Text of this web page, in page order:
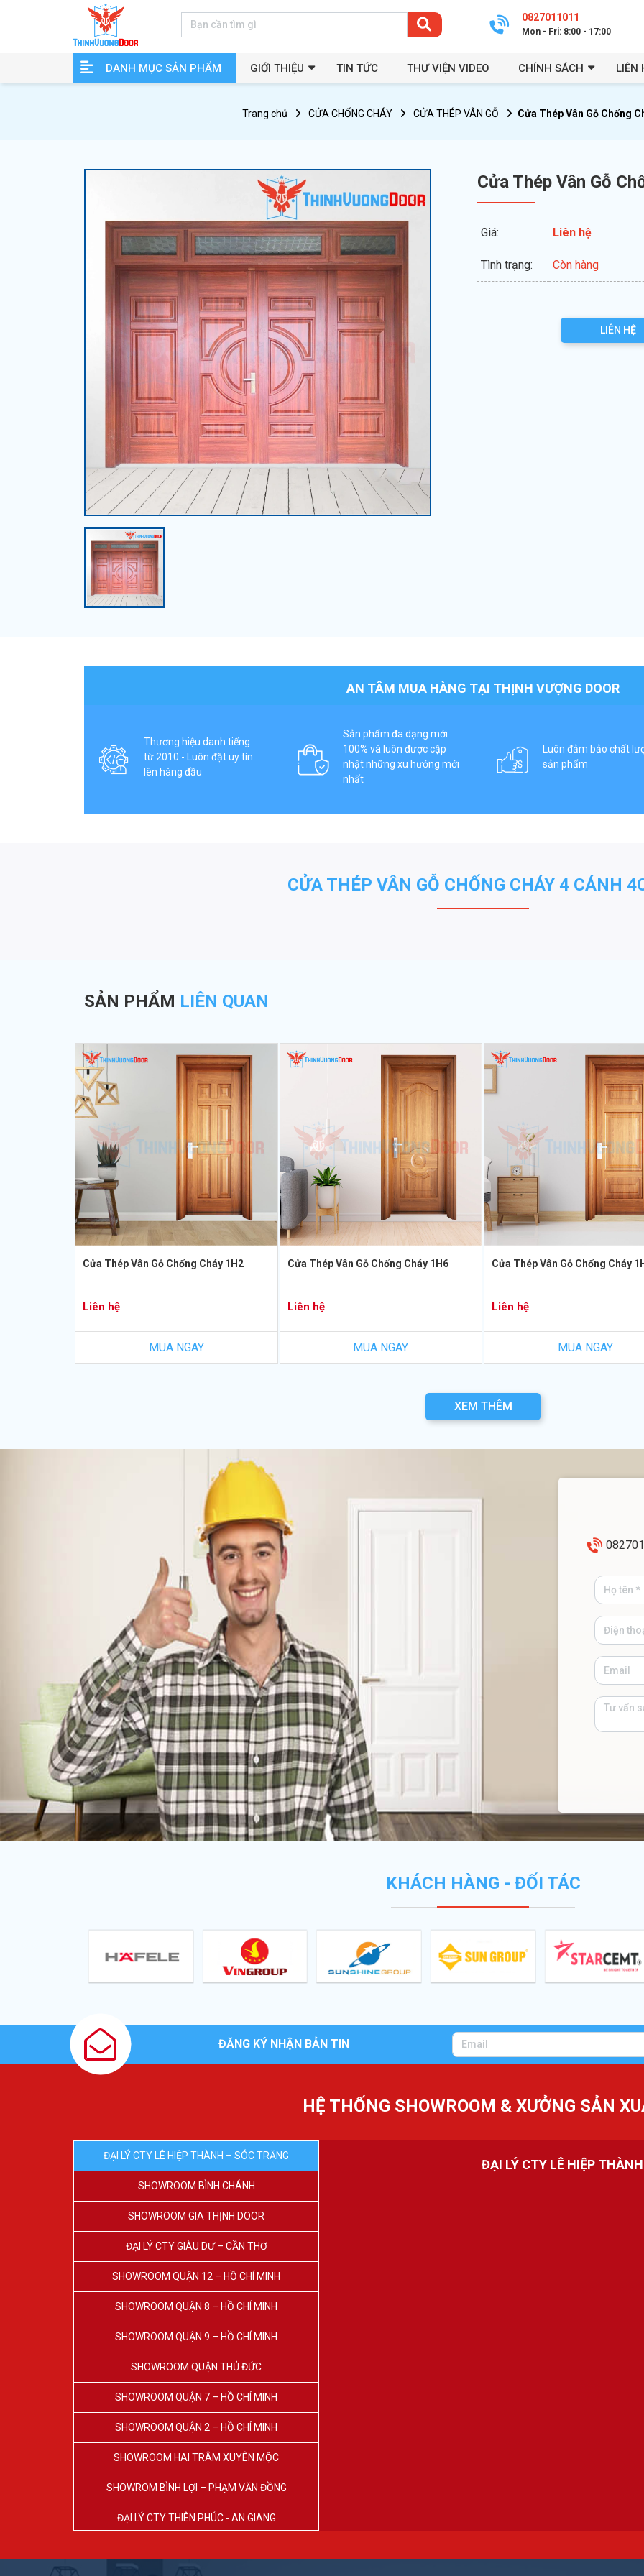
0827011011
Mon - Fri: 8:00 - 17:00
DANH MỤC SẢN PHẨM GIỚI THIỆU TIN TỨC THƯ VIỆN VIDEO CHÍNH SÁCH LIÊN
Trang chủ CỬA CHỐNG CHÁY CỬA THÉP VÂN GỖ Cửa Thép Vân Gỗ Chống
Cửa Thép Vân Gỗ
Giá: Liên hệ
Tình trạng: Còn hàng
LIÊN HỆ
AN TÂM MUA HÀNG TẠI THỊNH VƯỢNG DOOR
Thương hiệu danh tiếng
từ 2010 - Luôn đặt uy tín
lên hàng đầu
Sản phẩm đa dạng mới
100% và luôn được cập
nhật những xu hướng mới
nhất
Luôn đảm bảo chất
sản phẩm
CỬA THÉP VÂN GỖ CHỐNG CHÁY 4 CÁNH
SẢN PHẨM LIÊN QUAN
Cửa Thép Vân Gỗ Chống Cháy 1H2
Liên hệ
MUA NGAY
Cửa Thép Vân Gỗ Chống Cháy 1H6
Liên hệ
MUA NGAY
Cửa Thép Vân Gỗ Chống Cháy
Liên hệ
MUA NGAY
XEM THÊM
KHÁCH HÀNG - ĐỐI TÁC
ĐĂNG KÝ NHẬN BẢN TIN
HỆ THỐNG SHOWROOM & XƯỞNG SẢN
ĐẠI LÝ CTY LÊ HIỆP THÀNH – SÓC TRĂNG
SHOWROOM BÌNH CHÁNH
SHOWROOM GIA THỊNH DOOR
ĐẠI LÝ CTY GIÀU DƯ – CẦN THƠ
SHOWROOM QUẬN 12 – HỒ CHÍ MINH
SHOWROOM QUẬN 8 – HỒ CHÍ MINH
SHOWROOM QUẬN 9 – HỒ CHÍ MINH
SHOWROOM QUẬN THỦ ĐỨC
SHOWROOM QUẬN 7 – HỒ CHÍ MINH
SHOWROOM QUẬN 2 – HỒ CHÍ MINH
SHOWROOM HAI TRÂM XUYÊN MỘC
SHOWROM BÌNH LỢI – PHẠM VĂN ĐỒNG
ĐẠI LÝ CTY THIÊN PHÚC - AN GIANG
ĐẠI LÝ CTY LÊ HIỆP